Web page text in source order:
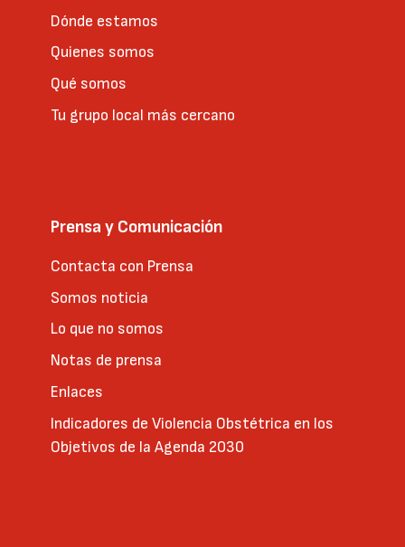
Dónde estamos
Quienes somos
Qué somos
Tu grupo local más cercano
Prensa y Comunicación
Contacta con Prensa
Somos noticia
Lo que no somos
Notas de prensa
Enlaces
Indicadores de Violencia Obstétrica en los
Objetivos de la Agenda 2030